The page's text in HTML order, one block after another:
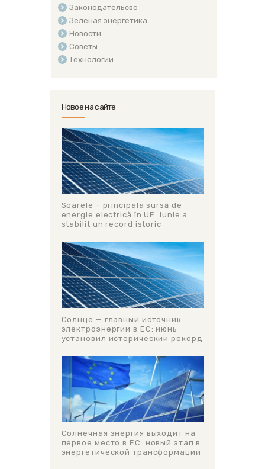
Законодательсво
Зелёная энергетика
Новости
Советы
Технологии
Новое на сайте
Soarele – principala sursă de
energie electrică în UE: iunie a
stabilit un record istoric
Солнце — главный источник
электроэнергии в ЕС: июнь
установил исторический рекорд
Солнечная энергия выходит на
первое место в ЕС: новый этап в
энергетической трансформации